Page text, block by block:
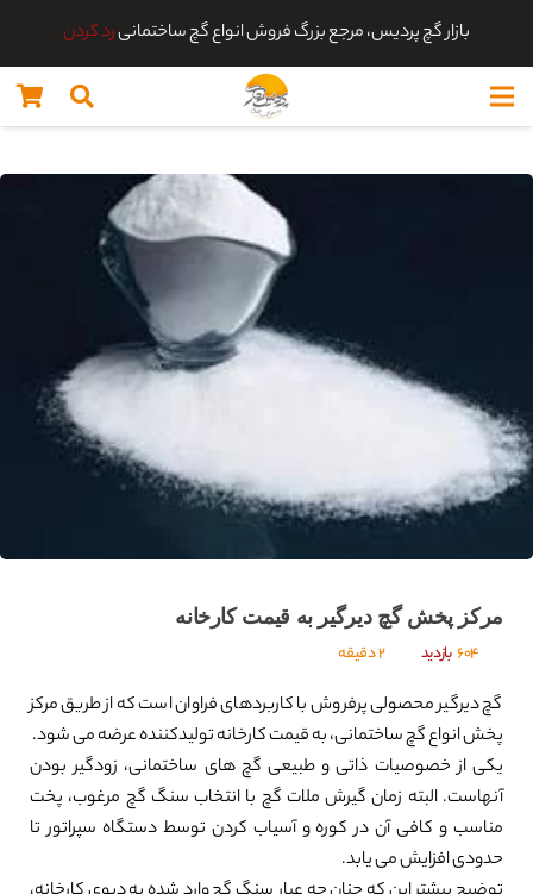
بازار گچ پردیس، مرجع بزرگ فروش انواع گچ ساختمانیرد کردن
مرکز پخش گچ دیرگیر به قیمت کارخانه
604بازدید 2 دقیقه
گچ دیرگیر محصولی پرفروش با کاربردهای فراوان است که از طریق مرکز
پخش انواع گچ ساختمانی، به قیمت کارخانه تولیدکننده عرضه می شود.
یکی از خصوصیات ذاتی و طبیعی گچ های ساختمانی، زودگیر بودن
آنهاست. البته زمان گیرش ملات گچ با انتخاب سنگ گچ مرغوب، پخت
مناسب و کافی آن در کوره و آسیاب کردن توسط دستگاه سپراتور تا
حدودی افزایش می یابد.